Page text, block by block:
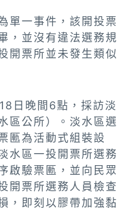
單一事件，該開投票
，並沒有違法選務規
開票所並未發生類似
日晚間6點，採訪淡
區公所）。淡水區選
匭為活動式組裝設
水區一投開票所選務
啟驗票匭，並向民眾
開票所選務人員檢查
，即刻以膠帶加強黏